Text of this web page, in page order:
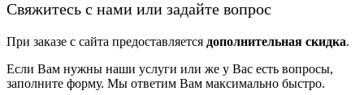
­Свяжитесь с нами или задайте вопрос
При заказе с сайта предоставляется дополнительная скидка.
Если Вам нужны наши услуги или же у Вас есть вопросы,
заполните форму. Мы ответим Вам максимально быстро.